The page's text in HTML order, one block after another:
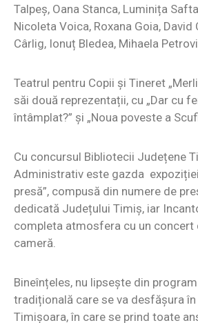
Talpeș, Oana Stanca, Luminița
Nicoleta Voica, Roxana Goia, David
Cârlig, Ionuț Bledea, Mihaela
Teatrul pentru Copii și Tineret
săi două reprezentații, cu „Dar cu
întâmplat?” și „Noua poveste a
Cu concursul Bibliotecii Județene
Administrativ este gazda
presă”, compusă din numere de
dedicată Județului Timiș, iar
completa atmosfera cu un concert
cameră.
Bineînțeles, nu lipsește din
tradițională care se va desfășura
Timișoara, în care se prind toate